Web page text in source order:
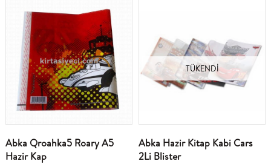
Abka Qroahka5 Roary A5
Hazir Kap
TÜKENDI
Abka Hazir Kitap Kabi Cars
2Li Blister